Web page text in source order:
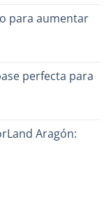
para aumentar
perfecta para
Aragón: